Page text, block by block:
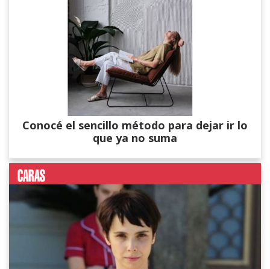
Conocé el sencillo método para dejar ir lo
que ya no suma